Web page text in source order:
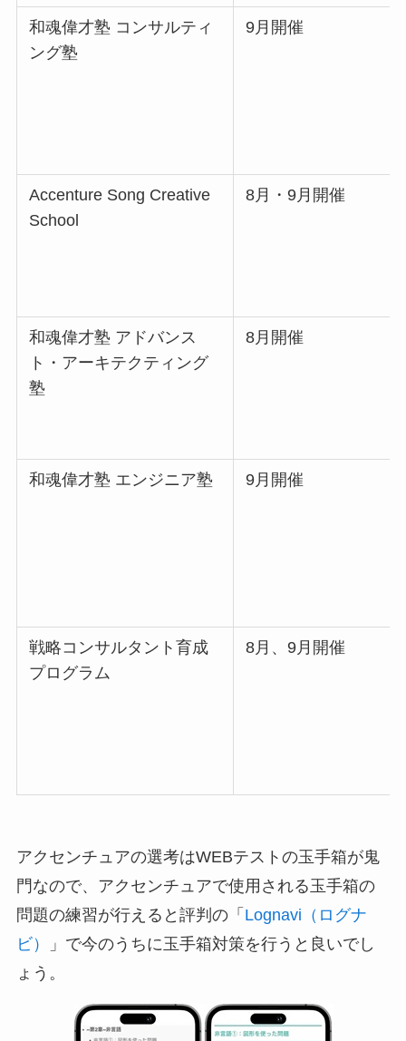
和魂偉才塾 コンサルティ
ング塾
9月開催
Accenture Song Creative
School
8月・9月開催
和魂偉才塾 アドバンス
ト・アーキテクティング
塾
8月開催
和魂偉才塾 エンジニア塾 9月開催
戦略コンサルタント育成
プログラム
8月、9月開催
アクセンチュアの選考はWEBテストの玉手箱が鬼
門なので、アクセンチュアで使用される玉手箱の
問題の練習が行えると評判の「 Lognavi（ログナ
ビ）
」で今のうちに玉手箱対策を行うと良いでし
ょう。